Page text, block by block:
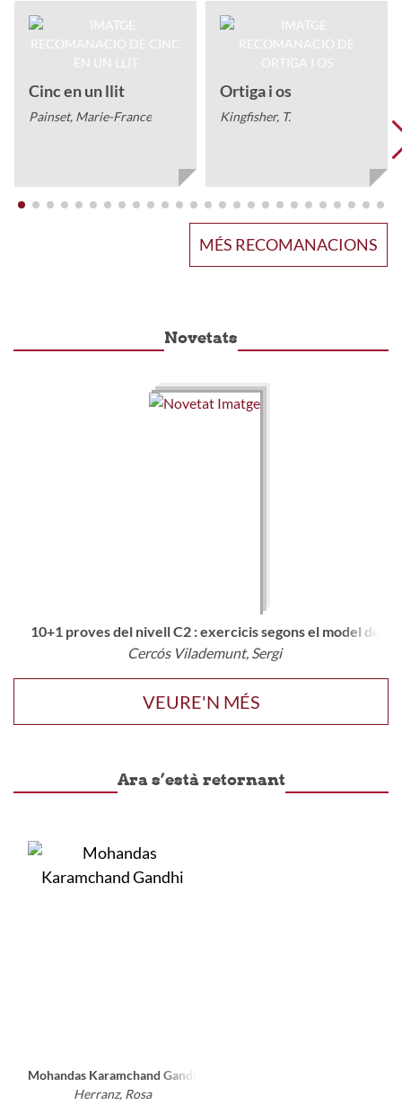
Cinc en un llit
Painset, Marie-France
Ortiga i os
Kingfisher, T.
MÉS RECOMANACIONS
Novetats
10+1 proves del nivell C2 : exercicis segons el model del
Cercós Vilademunt, Sergi
VEURE'N MÉS
Ara s’està retornant
Mohandas Karamchand Gandhi
Herranz, Rosa